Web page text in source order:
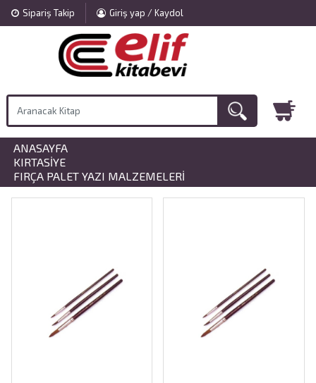
Sipariş Takip Giriş yap / Kaydol
ANASAYFA
KIRTASIYE
FIRÇA PALET YAZI MALZEMELERI